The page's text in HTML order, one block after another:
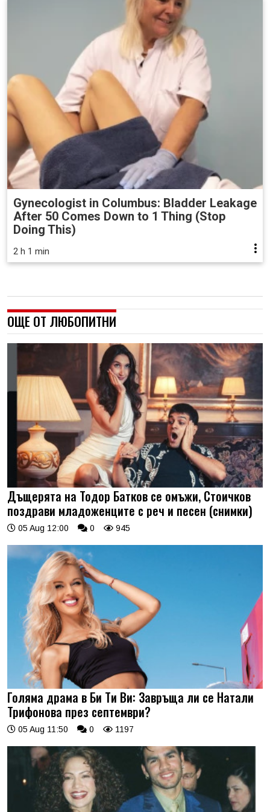
Gynecologist in Columbus: Bladder Leakage
After 50 Comes Down to 1 Thing (Stop
Doing This)
2 h 1 min
ОЩЕ ОТ ЛЮБОПИТНИ
Дъщерята на Тодор Батков се омъжи, Стоичков
поздрави младоженците с реч и песен (снимки)
05 Aug 12:00 0 945
Голяма драма в Би Ти Ви: Завръща ли се Натали
Трифонова през септември?
05 Aug 11:50 0 1197